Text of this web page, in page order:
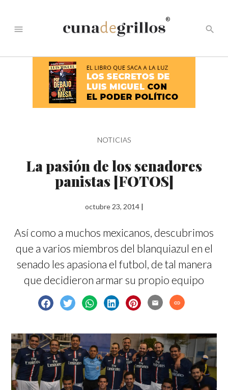
menu
®
search
NOTICIAS
La pasión de los senadores
panistas [FOTOS]
octubre 23, 2014 |
Así como a muchos mexicanos, descubrimos
que a varios miembros del blanquiazul en el
senado les apasiona el futbol, de tal manera
que decidieron armar su propio equipo
email link